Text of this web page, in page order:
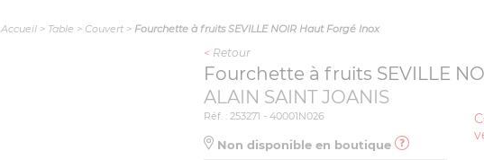
Accueil > Table > Couvert > Fourchette à fruits SEVILLE NOIR Haut Forgé Inox
< Retour
Fourchette à fruits SEVILLE
ALAIN SAINT JOANIS
Réf. : 253271 - 40001N026
Non disponible en boutique